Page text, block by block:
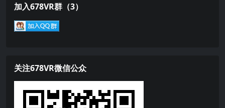
加入678VR群（3）
关注678VR微信公众